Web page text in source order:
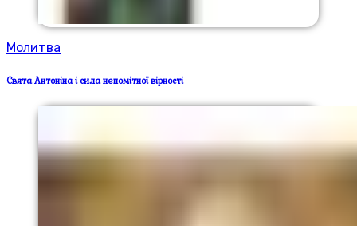
Молитва
Свята Антоніна і сила непомітної вірності